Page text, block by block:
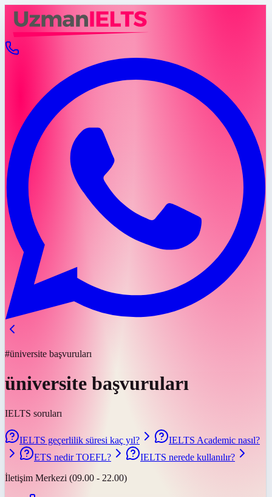
#üniversite başvuruları
üniversite başvuruları
IELTS soruları
IELTS geçerlilik süresi kaç yıl?
IELTS Academic nasıl?
ETS nedir TOEFL?
IELTS nerede kullanılır?
İletişim Merkezi (09.00 - 22.00)